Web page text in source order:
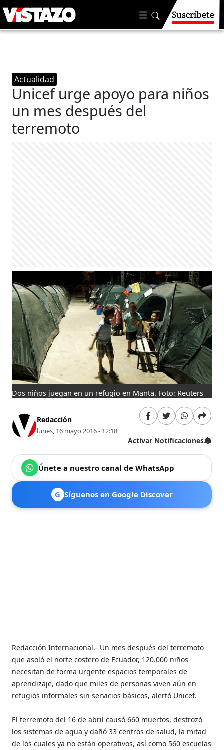
Suscríbete
Actualidad
Unicef urge apoyo para niños
un mes después del
terremoto
Dos niños juegan en un refugio en Manta. Foto: Reuters
Redacción
lunes, 16 mayo 2016 - 12:18
Activar Notificaciones
Únete a nuestro canal de WhatsApp
G Síguenos en Google Discover
Redacción Internacional.- Un mes después del terremoto
que asoló el norte costero de Ecuador, 120.000 niños
necesitan de forma urgente espacios temporales de
aprendizaje, dado que miles de personas viven aún en
refugios informales sin servicios básicos, alertó Unicef.
El terremoto del 16 de abril causó 660 muertos, destrozó
los sistemas de agua y dañó 33 centros de salud, la mitad
de los cuales ya no están operativos, así como 560 escuelas